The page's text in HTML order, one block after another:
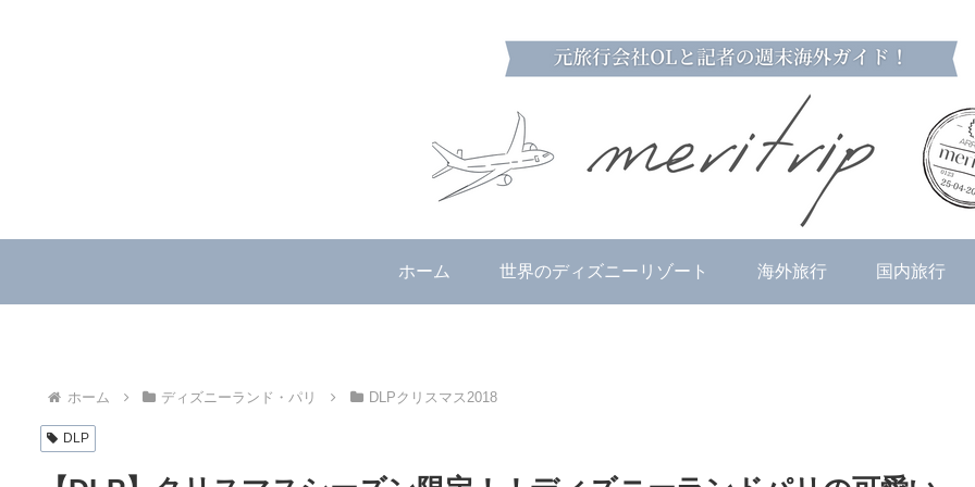
ホーム 世界のディズニーリゾート 海外旅行 国内旅行
ホーム ディズニーランド・パリ DLPクリスマス2018
DLP